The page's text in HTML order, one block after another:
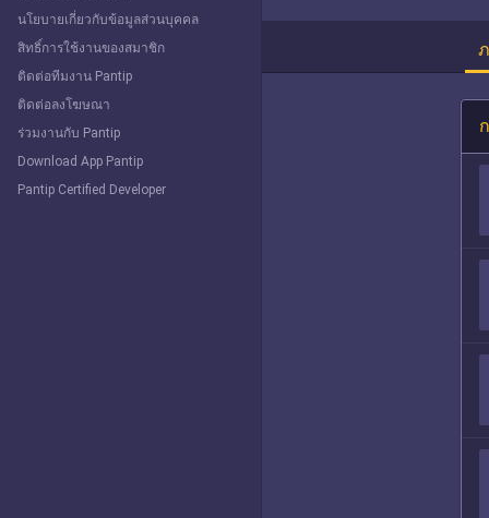
นโยบายเกี่ยวกับข้อมูลส่วนบุคคล
สิทธิ์การใช้งานของสมาชิก
ติดต่อทีมงาน Pantip
ติดต่อลงโฆษณา
ร่วมงานกับ Pantip
Download App Pantip
Pantip Certified Developer